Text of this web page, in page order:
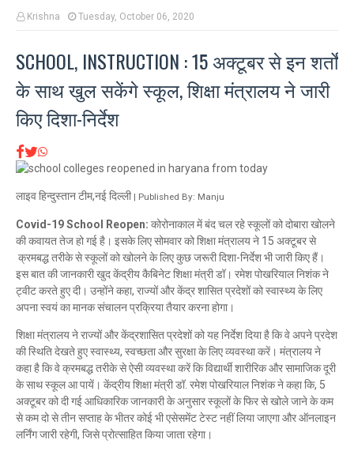
Krishna Tuesday, October 06, 2020
SCHOOL, INSTRUCTION : 15 अक्‍टूबर से इन शर्तों
के साथ खुल सकेंगे स्‍कूल, शिक्षा मंत्रालय ने जारी
किए दिशा-निर्देश
लाइव हिन्दुस्तान टीम,नई दिल्ली| Published By: Manju
Covid-19 School Reopen: कोरोनाकाल में बंद चल रहे स्कूलों को दोबारा खोलने
की कवायत तेज हो गई है। इसके लिए सोमवार को शिक्षा मंत्रालय ने 15 अक्टूबर से
क्रमबद्ध तरीके से स्कूलों को खोलने के लिए कुछ जरूरी दिशा-निर्देश भी जारी किए हैं।
इस बात की जानकारी खुद केंद्रीय कैबिनेट शिक्षा मंत्री डॉ। रमेश पोखरियाल निशंक ने
ट्वीट करते हुए दी। उन्होंने कहा, राज्यों और केंद्र शासित प्रदेशों को स्वास्थ्य के लिए
अपना स्वयं का मानक संचालन प्रक्रिया तैयार करना होगा।
शिक्षा मंत्रालय ने राज्यों और केंद्रशासित प्रदेशों को यह निर्देश दिया है कि वे अपने प्रदेश
की स्थिति देखते हुए स्वास्थ्य, स्वच्छता और सुरक्षा के लिए व्यवस्था करें। मंत्रालय ने
कहा है कि वे क्रमबद्ध तरीके से ऐसी व्यवस्था करें कि विद्यार्थी शारीरिक और सामाजिक दूरी
के साथ स्कूल आ पायें। केंद्रीय शिक्षा मंत्री डॉ. रमेश पोखरियाल निशंक ने कहा कि, 5
अक्टूबर को दी गई आधिकारिक जानकारी के अनुसार स्कूलों के फिर से खोले जाने के कम
से कम दो से तीन सप्ताह के भीतर कोई भी एसेसमेंट टेस्ट नहीं लिया जाएगा और ऑनलाइन
लर्निंग जारी रहेगी, जिसे प्रोत्साहित किया जाता रहेगा।